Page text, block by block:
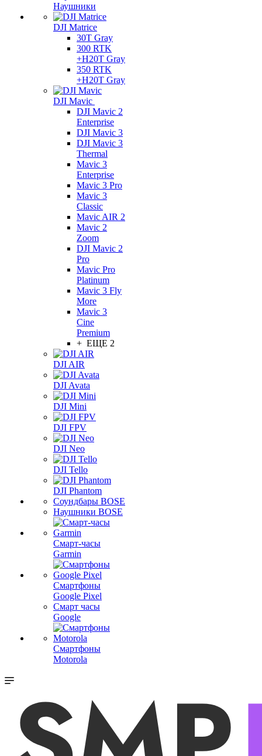
Наушники
DJI Matrice
30T Gray
300 RTK
+H20T Gray
350 RTK
+H20T Gray
DJI Mavic
DJI Mavic 2
Enterprise
DJI Mavic 3
DJI Mavic 3
Thermal
Mavic 3
Enterprise
Mavic 3 Pro
Mavic 3
Сlassic
Mavic AIR 2
Mavic 2
Zoom
DJI Mavic 2
Pro
Mavic Pro
Platinum
Mavic 3 Fly
More
Mavic 3
Cine
Premium
+ ЕЩЕ 2
DJI AIR
DJI Avata
DJI Mini
DJI FPV
DJI Neo
DJI Tello
DJI Phantom
Соундбары BOSE
Наушники BOSE
Смарт-часы
Garmin
Смартфоны
Google Pixel
Смарт часы
Google
Смартфоны
Motorola